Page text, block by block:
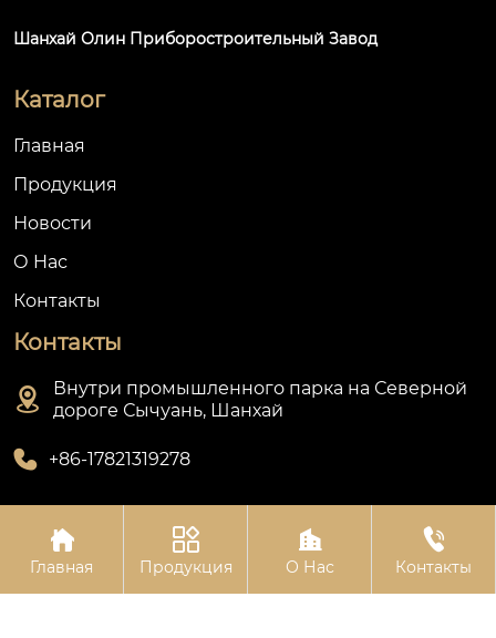
Шанхай Олин Приборостроительный Завод
Каталог
Главная
Продукция
Новости
О Hас
Контакты
Контакты

Внутри промышленного парка на Северной
дороге Сычуань, Шанхай
 +86-17821319278
Авторское право©Шанхай Олин Приборостроительный
Завод

Главная

Продукция

О Нас

Контакты